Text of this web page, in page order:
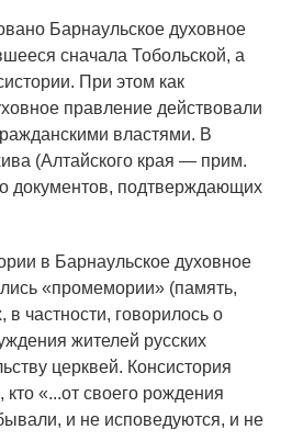
Барнаульское духовное
сначала Тобольской, а
При этом как
правление действовали
властями. В
(Алтайского края — прим.
документов, подтверждающих
в Барнаульское духовное
«промемории» (память,
в частности, говорилось о
жителей русских
церквей. Консистория
кто «...от своего рождения
и не исповедуются, и не